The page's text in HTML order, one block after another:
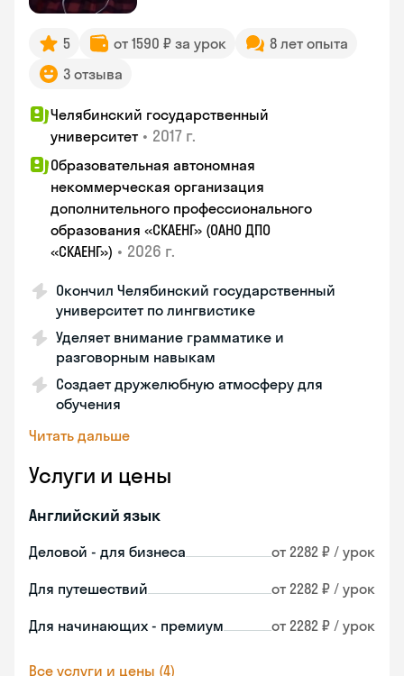
5 от 1590 ₽ за урок
8 лет опыта
3 отзыва
Челябинский государственный
университет • 2017 г.
Образовательная автономная
некоммерческая организация
дополнительного профессионального
образования «СКАЕНГ» (ОАНО ДПО
«СКАЕНГ») • 2026 г.
Окончил Челябинский государственный
университет по лингвистике
Уделяет внимание грамматике и
разговорным навыкам
Создает дружелюбную атмосферу для
обучения
Читать дальше
Услуги и цены
Английский язык
Деловой - для бизнеса от 2282 ₽ / урок
Для путешествий от 2282 ₽ / урок
Для начинающих - премиум от 2282 ₽ / урок
Все услуги и цены (4)